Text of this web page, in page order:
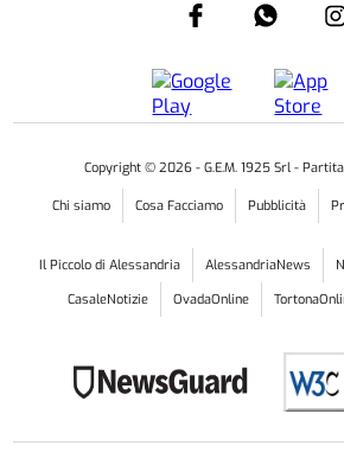
Copyright © 2026 - G.E.M. 1925 Srl -
Chi siamo Cosa Facciamo Pubblicità
Il Piccolo di Alessandria AlessandriaNews
CasaleNotizie
OvadaOnline